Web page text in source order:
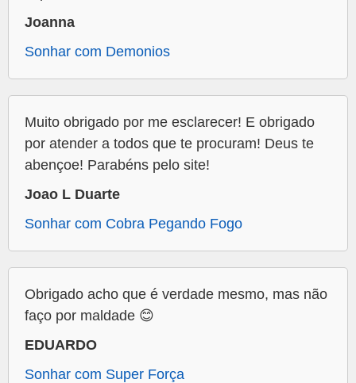
Joanna
Sonhar com Demonios
Muito obrigado por me esclarecer! E obrigado
por atender a todos que te procuram! Deus te
abençoe! Parabéns pelo site!
Joao L Duarte
Sonhar com Cobra Pegando Fogo
Obrigado acho que é verdade mesmo, mas não
faço por maldade 😊
EDUARDO
Sonhar com Super Força